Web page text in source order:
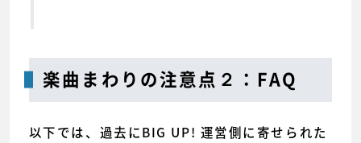
楽曲まわりの注意点２：FAQ
以下では、過去にBIG UP! 運営側に寄せられた